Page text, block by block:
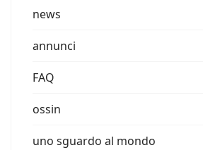
news
annunci
FAQ
ossin
uno sguardo al mondo